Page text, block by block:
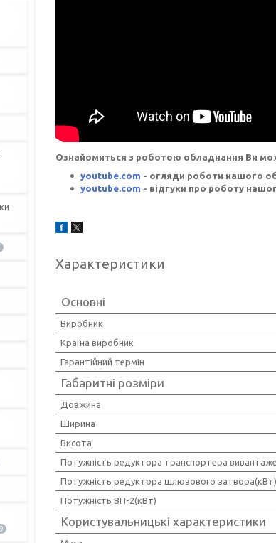
Ознайомиться з роботою обладнання Ви
youtube.com - огляди роботи нашого
youtube.com - відгуки про роботу
Характеристики
Основні
Виробник
Країна виробник
Гарантійний термін
Габаритні розміри
Довжина
Ширина
Висота
Потужність редуктора транспортера
Потужність редуктора шлюзового затвора(кВт)
Потужність ВП-2(кВт)
Користувальницькі характеристики
9